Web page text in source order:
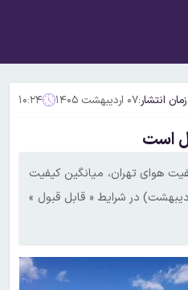
زمان انتشار:۰۷ اردیبهشت ۱۴۰۵ ۱۰:۲۴
است
هوای تهران، میانگین کیفیت
پایتخت هم‌اکنون‌ ( ۷ اردیبهشت) در شرایط « قابل قبول »